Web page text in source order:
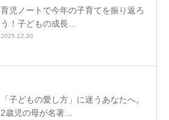
育児ノートで今年の子育てを振り返ろ
う！子どもの成長…
2025.12.30
「子どもの愛し方」に迷うあなたへ。
2歳児の母が名著…